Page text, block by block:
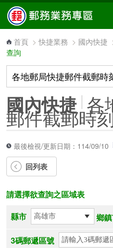
跳到主要內容區塊
首頁 >快捷業務 > 國內快捷
查詢
國內快捷 各
郵件截郵時
最後檢視/更新日期：114/09/10
回列表
請選擇欲查詢之區域表
縣市
鄉
3碼郵遞區號